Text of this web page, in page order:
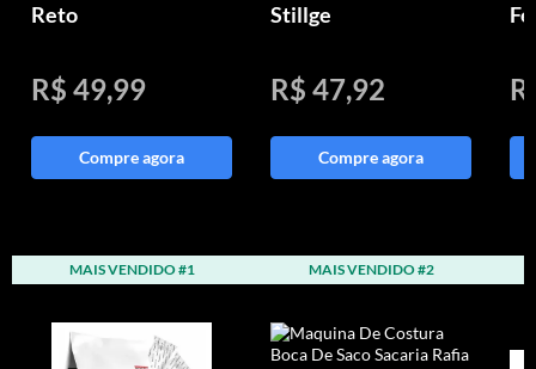
Reto
R$ 49,99
Compre agora
Stillge
R$ 47,92
Compre agora
MAIS VENDIDO #1 MAIS VENDIDO #2